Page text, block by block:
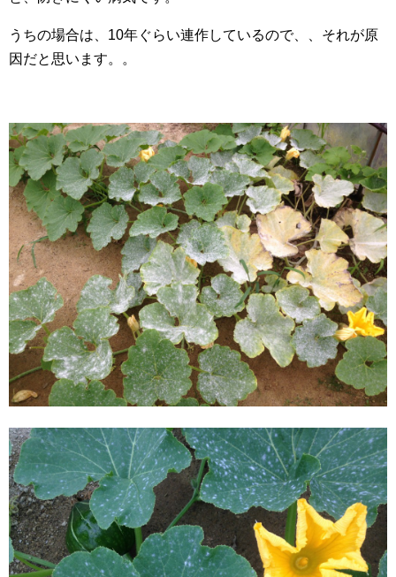
うちの場合は、10年ぐらい連作しているので、、それが原
因だと思います。。